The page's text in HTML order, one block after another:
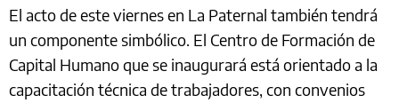
El acto de este viernes en La Paternal también tendrá
un componente simbólico. El Centro de Formación de
Capital Humano que se inaugurará está orientado a la
capacitación técnica de trabajadores, con convenios